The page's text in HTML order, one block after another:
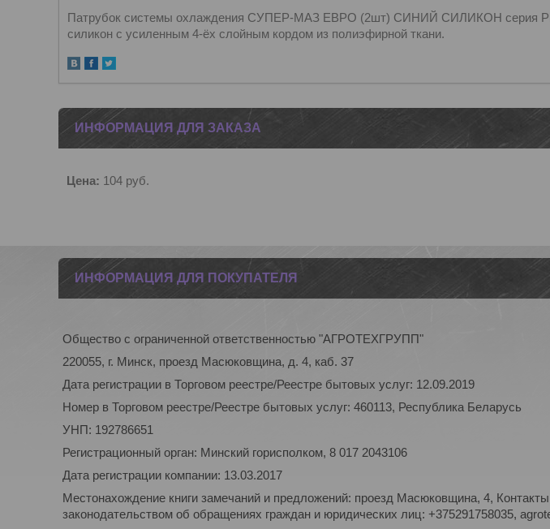
Патрубок системы охлаждения СУПЕР-МАЗ ЕВРО (2шт) СИНИЙ СИЛИКОН серия
силикон с усиленным 4-ёх слойным кордом из полиэфирной ткани.
ИНФОРМАЦИЯ ДЛЯ ЗАКАЗА
Цена: 104 руб.
ИНФОРМАЦИЯ ДЛЯ ПОКУПАТЕЛЯ
Общество с ограниченной ответственностью "АГРОТЕХГРУПП"
220055, г. Минск, проезд Масюковщина, д. 4, каб. 37
Дата регистрации в Торговом реестре/Реестре бытовых услуг: 12.09.2019
Номер в Торговом реестре/Реестре бытовых услуг: 460113, Республика Беларусь
УНП: 192786651
Регистрационный орган: Минский горисполком, 8 017 2043106
Дата регистрации компании: 13.03.2017
Местонахождение книги замечаний и предложений: проезд Масюковщина, 4,
законодательством об обращениях граждан и юридических лиц: +375291758035,